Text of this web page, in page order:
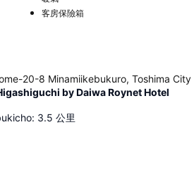
客房保險箱
20-8 Minamiikebukuro, Toshima City
by Daiwa Roynet Hotel
: 3.5 公里